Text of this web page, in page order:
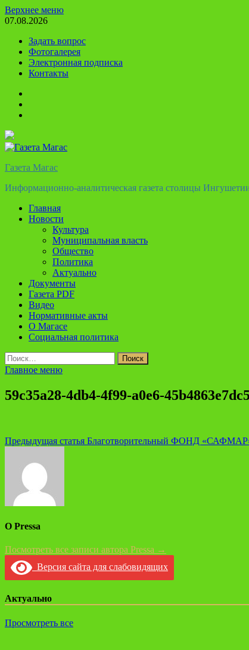
Перейти
к
Верхнее меню
07.08.2026
Задать вопрос
Фотогалерея
Электронная подписка
Контакты
Газета Магас
Информационно-аналитическая газета столицы
Главная
Новости
Культура
Муниципальная власть
Общество
Политика
Актуально
Документы
Газета PDF
Видео
Нормативные акты
О Магасе
Социальная политика
Найти:
Главное меню
59c35a28-4db4-4f99-a0e6-45b4863e7dc5
Навигация
записям
Предыдущая статья Благотворительный ФОНД «САФМАР»
О Pressa
Посмотреть все записи автора Pressa →
Версия сайта для слабовидящих
Актуально
Просмотреть все